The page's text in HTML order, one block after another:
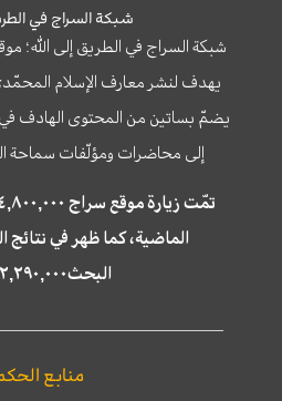
شبكة السراج في
شبكة السراج في الطريق إلى الله؛
يهدف لنشر معارف الإسلام المحمّدي
يضمّ بساتين من المحتوى الهادف
إلى محاضرات ومؤلّفات سماحة
الماضية، كما ظهر في
البحث٢٢,٢٩٠,٠٠٠ مرّة.
منابع